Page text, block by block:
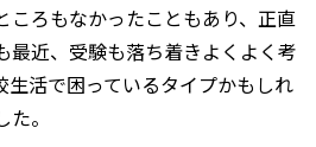
ころもなかったこともあり、正直
最近、受験も落ち着きよくよく考
生活で困っているタイプかもしれ
。